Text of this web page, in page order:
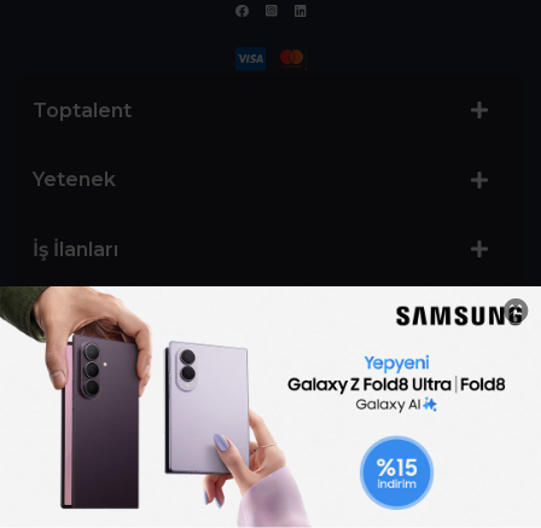
Toptalent
Yetenek
İş İlanları
Sertifika Programları
Yetenek Testleri